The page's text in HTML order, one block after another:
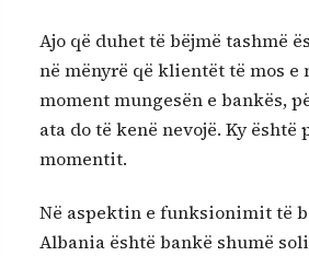
Ajo që duhet të bëjmë tashmë
në mënyrë që klientët të mos e
moment mungesën e bankës,
ata do të kenë nevojë. Ky
momentit.
Në aspektin e funksionimit të
Albania është bankë shumë